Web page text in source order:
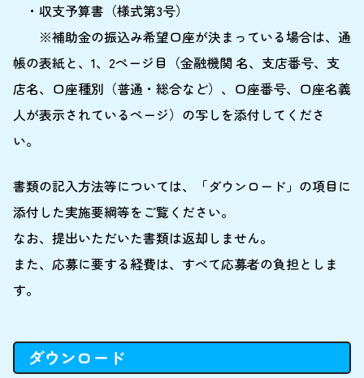
・収支予算書（様式第3号）
※補助金の振込み希望口座が決まっている場合は、通
帳の表紙と、1、2ページ目（金融機関 名、支店番号、支
店名、口座種別（普通・総合など）、口座番号、口座名義
人が表示されているページ）の写しを添付してくださ
い。
書類の記入方法等については、「ダウンロード」の項目に
添付した実施要綱等をご覧ください。
なお、提出いただいた書類は返却しません。
また、応募に要する経費は、すべて応募者の負担としま
す。
ダウンロード